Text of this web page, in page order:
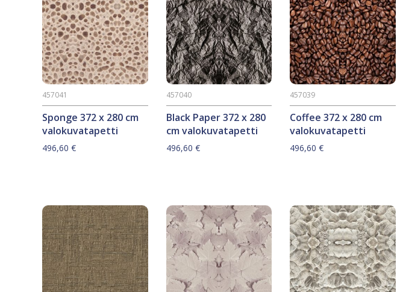
Sponge 372 x 280 cm
valokuvatapetti
457041
496,60 €
Black Paper 372 x 280
cm valokuvatapetti
457040
496,60 €
Coffee 372 x 280 cm
valokuvatapetti
457039
496,60€